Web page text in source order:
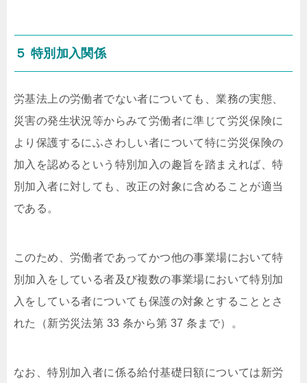
５ 特別加入関係
労基法上の労働者でない者についても、業務の実態、
災害の発生状況等からみて労働者に準じて労災保険に
より保護するにふさわしい者について特に労災保険の
加入を認めるという特別加入の趣旨を踏まえれば、特
別加入者に対しても、改正の対象に含めることが適当
である。
このため、労働者であってかつ他の事業場において特
別加入をしている者及び複数の事業場において特別加
入をしている者についても保護の対象とすることとさ
れた（新労災法第 33 条から第 37 条まで）。
なお、特別加入者に係る給付基礎日額については新労